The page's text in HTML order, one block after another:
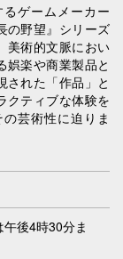
ゲームメーカー
の野望』シリーズ
美術的文脈におい
娯楽や商業製品と
された「作品」と
クティブな体験を
芸術性に迫りま
後4時30分ま